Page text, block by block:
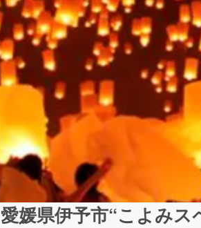
愛媛県伊予市“こよみ